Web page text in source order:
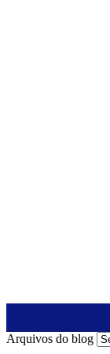
Arquivos do blog